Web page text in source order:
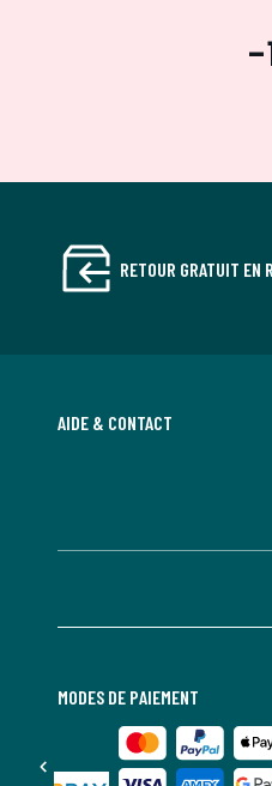
-
RETOUR GRATUIT EN
AIDE & CONTACT
MODES DE PAIEMENT